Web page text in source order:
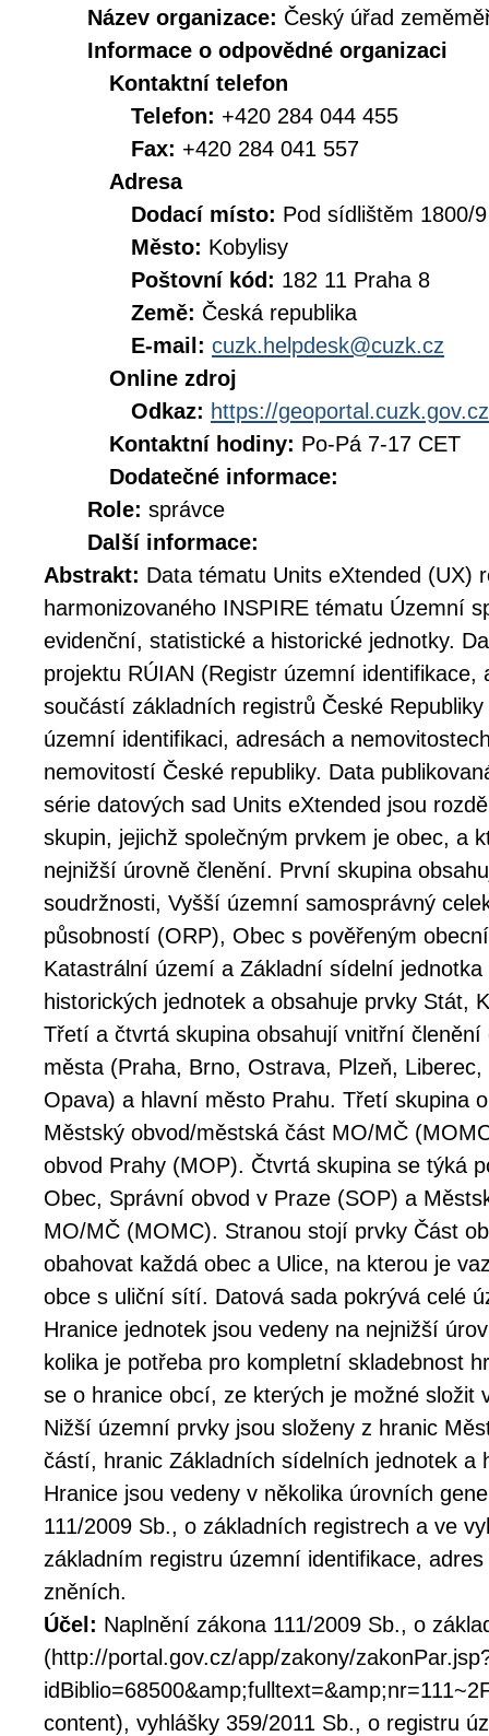
Název organizace: Český úřad
Informace o odpovědné organizaci
Kontaktní telefon
Telefon: +420 284 044 455
Fax: +420 284 041 557
Adresa
Dodací místo: Pod sídlištěm 1800/9
Město: Kobylisy
Poštovní kód: 182 11 Praha 8
Země: Česká republika
E-mail: cuzk.helpdesk@cuzk.cz
Online zdroj
Odkaz: https://geoportal.cuzk.gov.cz
Kontaktní hodiny: Po-Pá 7-17 CET
Dodatečné informace:
Role: správce
Další informace:
Abstrakt: Data tématu Units eXtended (UX)
harmonizovaného INSPIRE tématu Územní
evidenční, statistické a historické jednotky.
projektu RÚIAN (Registr územní
součástí základních registrů České
územní identifikaci, adresách a
nemovitostí České republiky. Data
série datových sad Units eXtended jsou
skupin, jejichž společným prvkem je obec, a
nejnižší úrovně členění. První skupina
soudržnosti, Vyšší územní samosprávný
působností (ORP), Obec s pověřeným
Katastrální území a Základní sídelní
historických jednotek a obsahuje prvky Stát,
Třetí a čtvrtá skupina obsahují vnitřní
města (Praha, Brno, Ostrava, Plzeň,
Opava) a hlavní město Prahu. Třetí skupina
Městský obvod/městská část MO/MČ
obvod Prahy (MOP). Čtvrtá skupina se týká
Obec, Správní obvod v Praze (SOP) a
MO/MČ (MOMC). Stranou stojí prvky Část
obahovat každá obec a Ulice, na kterou je
obce s uliční sítí. Datová sada pokrývá celé
Hranice jednotek jsou vedeny na nejnižší
kolika je potřeba pro kompletní skladebnost
se o hranice obcí, ze kterých je možné složit
Nižší územní prvky jsou složeny z hranic
částí, hranic Základních sídelních jednotek a
Hranice jsou vedeny v několika úrovních
111/2009 Sb., o základních registrech a ve
základním registru územní identifikace,
zněních.
Účel: Naplnění zákona 111/2009 Sb., o
(http://portal.gov.cz/app/zakony/
content), vyhlášky 359/2011 Sb., o registru